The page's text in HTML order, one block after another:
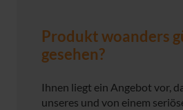
Produkt woanders
gesehen?
Ihnen liegt ein Angebot vor,
unseres und von einem